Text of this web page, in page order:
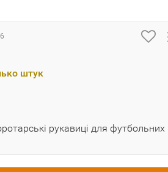
штук
рукавиці для футбольних